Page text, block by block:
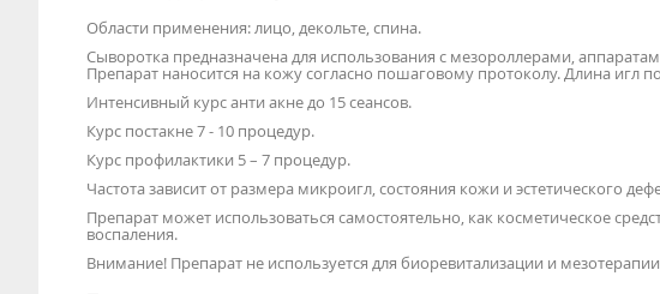
Области применения: лицо, декольте, спина.
Сыворотка предназначена для использования с мезороллерами,
Препарат наносится на кожу согласно пошаговому протоколу. Длина игл
Интенсивный курс анти акне до 15 сеансов.
Курс постакне 7 - 10 процедур.
Курс профилактики 5 – 7 процедур.
Частота зависит от размера микроигл, состояния кожи и эстетического
Препарат может использоваться самостоятельно, как косметическое
воспаления.
Внимание! Препарат не используется для биоревитализации и